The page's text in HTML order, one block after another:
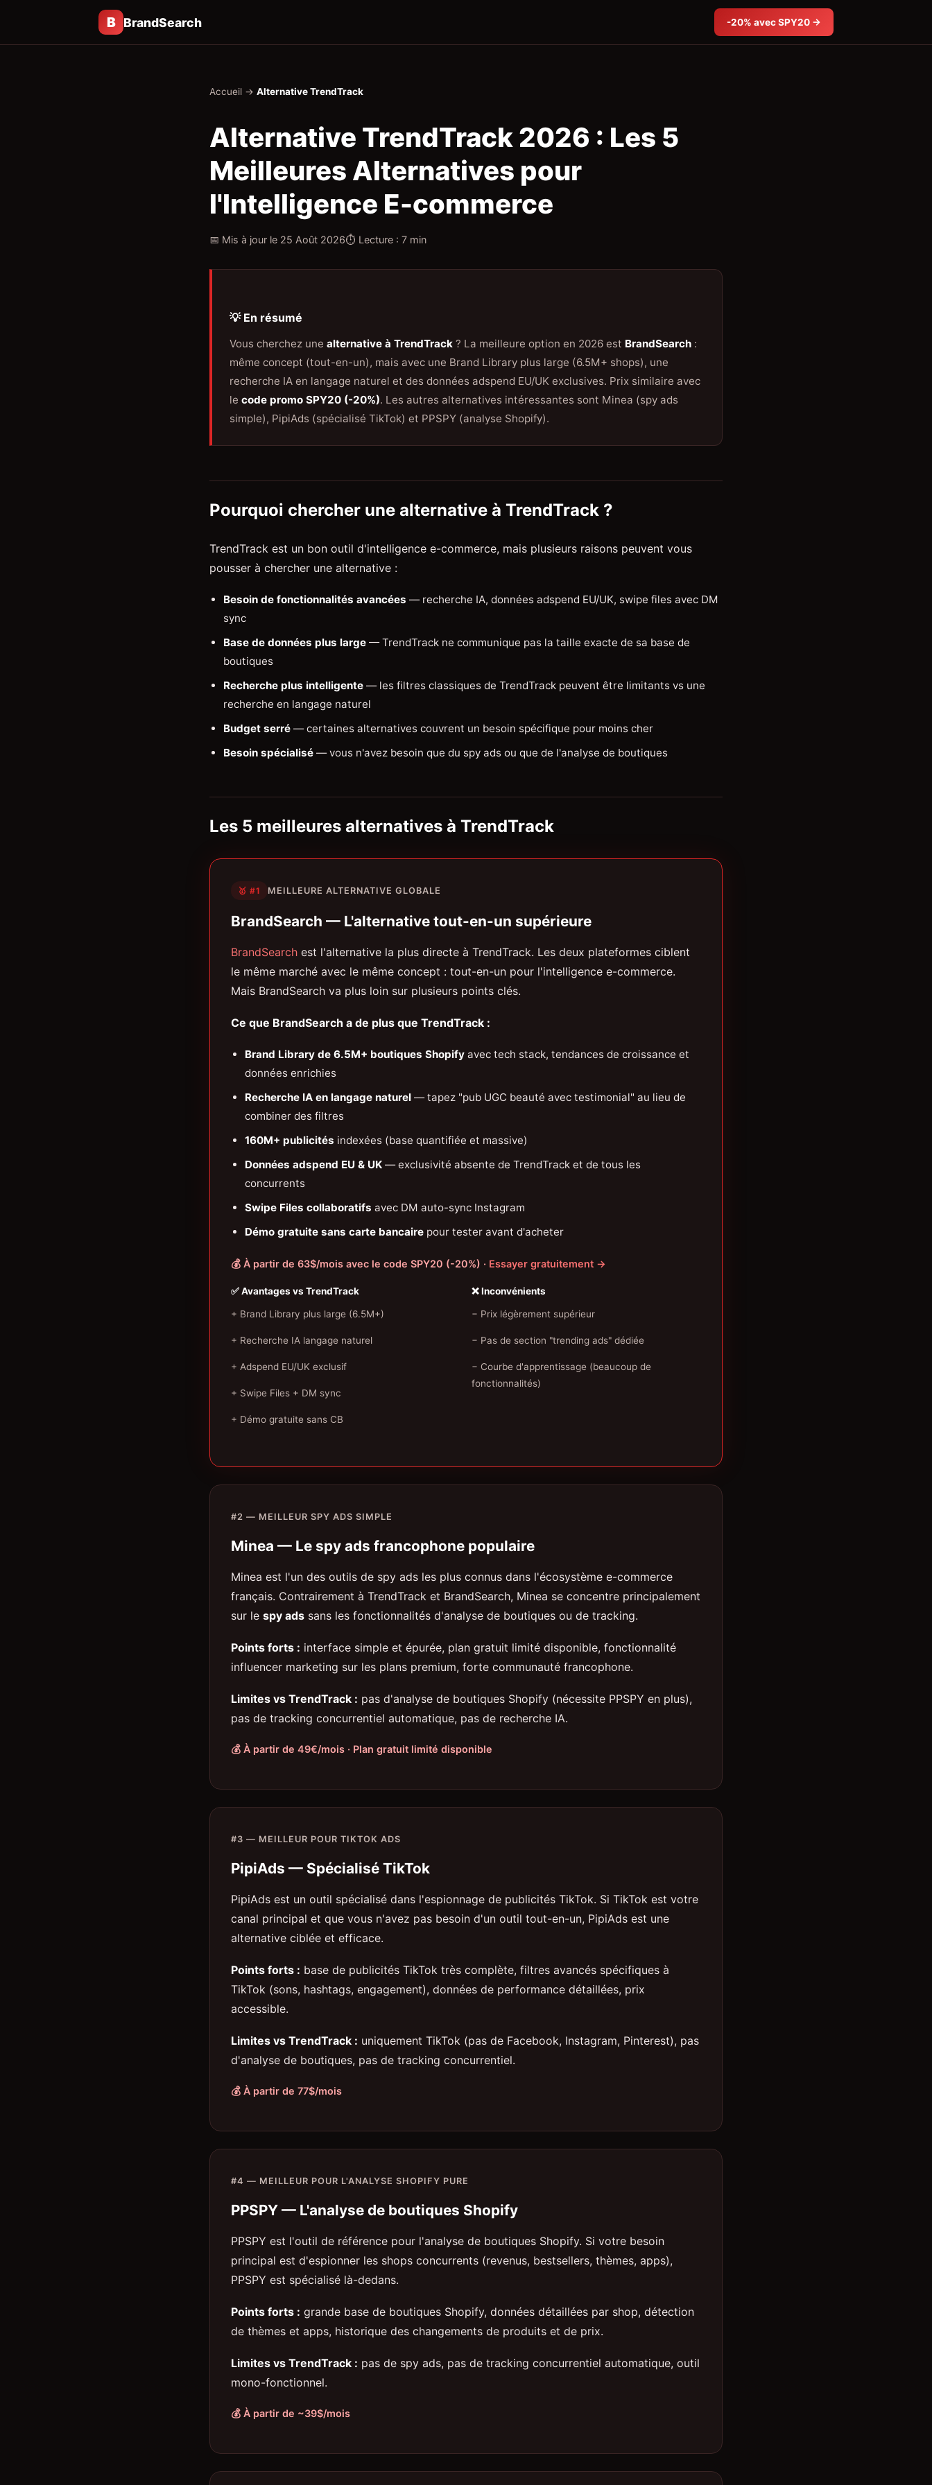
B BrandSearch -20% avec SPY20 →
Accueil → Alternative TrendTrack
Alternative TrendTrack 2026 : Les 5
Meilleures Alternatives pour
l'Intelligence E-commerce
📅 Mis à jour le 25 Août 2026⏱ Lecture : 7 min
💡 En résumé
Vous cherchez une alternative à TrendTrack ? La meilleure option en 2026 est BrandSearch :
même concept (tout-en-un), mais avec une Brand Library plus large (6.5M+ shops), une
recherche IA en langage naturel et des données adspend EU/UK exclusives. Prix similaire avec
le code promo SPY20 (-20%). Les autres alternatives intéressantes sont Minea (spy ads
simple), PipiAds (spécialisé TikTok) et PPSPY (analyse Shopify).
Pourquoi chercher une alternative à TrendTrack ?
TrendTrack est un bon outil d'intelligence e-commerce, mais plusieurs raisons peuvent vous
pousser à chercher une alternative :
Besoin de fonctionnalités avancées — recherche IA, données adspend EU/UK, swipe files avec DM
sync
Base de données plus large — TrendTrack ne communique pas la taille exacte de sa base de
boutiques
Recherche plus intelligente — les filtres classiques de TrendTrack peuvent être limitants vs une
recherche en langage naturel
Budget serré — certaines alternatives couvrent un besoin spécifique pour moins cher
Besoin spécialisé — vous n'avez besoin que du spy ads ou que de l'analyse de boutiques
Les 5 meilleures alternatives à TrendTrack
🥇 #1 MEILLEURE ALTERNATIVE GLOBALE
BrandSearch — L'alternative tout-en-un supérieure
BrandSearch est l'alternative la plus directe à TrendTrack. Les deux plateformes ciblent
le même marché avec le même concept : tout-en-un pour l'intelligence e-commerce.
Mais BrandSearch va plus loin sur plusieurs points clés.
Ce que BrandSearch a de plus que TrendTrack :
Brand Library de 6.5M+ boutiques Shopify avec tech stack, tendances de croissance et
données enrichies
Recherche IA en langage naturel — tapez "pub UGC beauté avec testimonial" au lieu de
combiner des filtres
160M+ publicités indexées (base quantifiée et massive)
Données adspend EU & UK — exclusivité absente de TrendTrack et de tous les
concurrents
Swipe Files collaboratifs avec DM auto-sync Instagram
Démo gratuite sans carte bancaire pour tester avant d'acheter
💰 À partir de 63$/mois avec le code SPY20 (-20%) · Essayer gratuitement →
✅ Avantages vs TrendTrack
+ Brand Library plus large (6.5M+)
+ Recherche IA langage naturel
+ Adspend EU/UK exclusif
+ Swipe Files + DM sync
+ Démo gratuite sans CB
❌ Inconvénients
− Prix légèrement supérieur
− Pas de section "trending ads" dédiée
− Courbe d'apprentissage (beaucoup de
fonctionnalités)
#2 — MEILLEUR SPY ADS SIMPLE
Minea — Le spy ads francophone populaire
Minea est l'un des outils de spy ads les plus connus dans l'écosystème e-commerce
français. Contrairement à TrendTrack et BrandSearch, Minea se concentre principalement
sur le spy ads sans les fonctionnalités d'analyse de boutiques ou de tracking.
Points forts : interface simple et épurée, plan gratuit limité disponible, fonctionnalité
influencer marketing sur les plans premium, forte communauté francophone.
Limites vs TrendTrack : pas d'analyse de boutiques Shopify (nécessite PPSPY en plus),
pas de tracking concurrentiel automatique, pas de recherche IA.
💰 À partir de 49€/mois · Plan gratuit limité disponible
#3 — MEILLEUR POUR TIKTOK ADS
PipiAds — Spécialisé TikTok
PipiAds est un outil spécialisé dans l'espionnage de publicités TikTok. Si TikTok est votre
canal principal et que vous n'avez pas besoin d'un outil tout-en-un, PipiAds est une
alternative ciblée et efficace.
Points forts : base de publicités TikTok très complète, filtres avancés spécifiques à
TikTok (sons, hashtags, engagement), données de performance détaillées, prix
accessible.
Limites vs TrendTrack : uniquement TikTok (pas de Facebook, Instagram, Pinterest), pas
d'analyse de boutiques, pas de tracking concurrentiel.
💰 À partir de 77$/mois
#4 — MEILLEUR POUR L'ANALYSE SHOPIFY PURE
PPSPY — L'analyse de boutiques Shopify
PPSPY est l'outil de référence pour l'analyse de boutiques Shopify. Si votre besoin
principal est d'espionner les shops concurrents (revenus, bestsellers, thèmes, apps),
PPSPY est spécialisé là-dedans.
Points forts : grande base de boutiques Shopify, données détaillées par shop, détection
de thèmes et apps, historique des changements de produits et de prix.
Limites vs TrendTrack : pas de spy ads, pas de tracking concurrentiel automatique, outil
mono-fonctionnel.
💰 À partir de ~39$/mois